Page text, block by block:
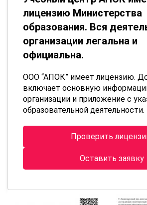
лицензию Министерства
образования. Вся
организации легальна и
официальна.
ООО “АПОК” имеет лицензию.
включает основную
организации и приложение с
образовательной деятельности.
Проверить
Оставить заявку